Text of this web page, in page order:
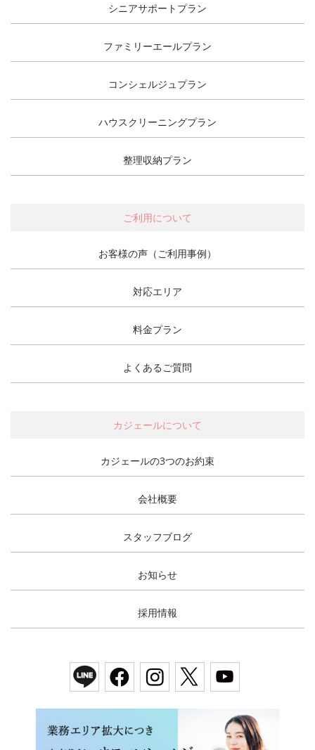
シニアサポートプラン
ファミリーエールプラン
コンシェルジュプラン
ハウスクリーニングプラン
整理収納プラン
ご利用について
お客様の声（ご利用事例）
対応エリア
料金プラン
よくあるご質問
カジェールについて
カジェールの3つのお約束
会社概要
スタッフブログ
お知らせ
採用情報